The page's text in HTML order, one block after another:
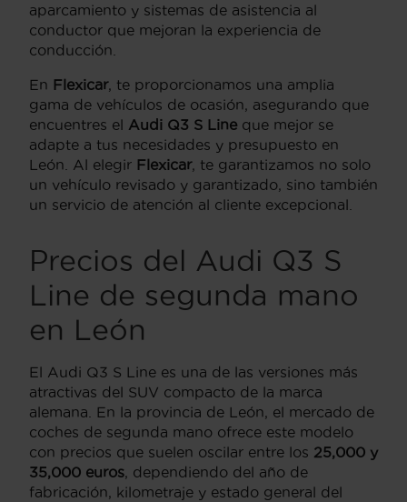
aparcamiento y sistemas de asistencia al
conductor que mejoran la experiencia de
conducción.
En Flexicar, te proporcionamos una amplia
gama de vehículos de ocasión, asegurando que
encuentres el Audi Q3 S Line que mejor se
adapte a tus necesidades y presupuesto en
León. Al elegir Flexicar, te garantizamos no solo
un vehículo revisado y garantizado, sino también
un servicio de atención al cliente excepcional.
Precios del Audi Q3 S
Line de segunda mano
en León
El Audi Q3 S Line es una de las versiones más
atractivas del SUV compacto de la marca
alemana. En la provincia de León, el mercado de
coches de segunda mano ofrece este modelo
con precios que suelen oscilar entre los 25,000 y
35,000 euros, dependiendo del año de
fabricación, kilometraje y estado general del